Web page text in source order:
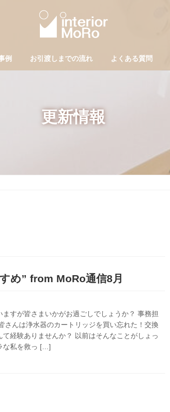
例 お引渡しまでの流れ よくある質問
更新情報
め” from MoRo通信8月
ますが皆さまいかがお過ごしでしょうか？ 事務担
さんは浄水器のカートリッジを買い忘れた！交換
て経験ありませんか？ 以前はそんなことがしょっ
な私を救っ […]